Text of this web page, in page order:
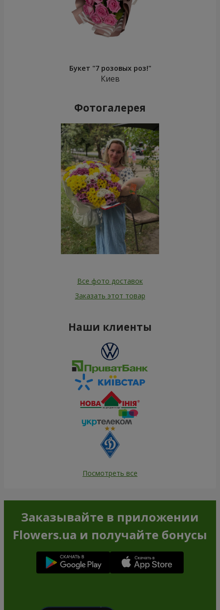
Букет "7 розовых роз!"
Киев
Фотогалерея
Все фото доставок
Заказать этот товар
Наши клиенты
Посмотреть все
Заказывайте в приложении
Flowers.ua и получайте бонусы